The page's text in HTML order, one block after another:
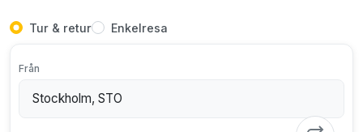
Tur & retur Enkelresa
Från